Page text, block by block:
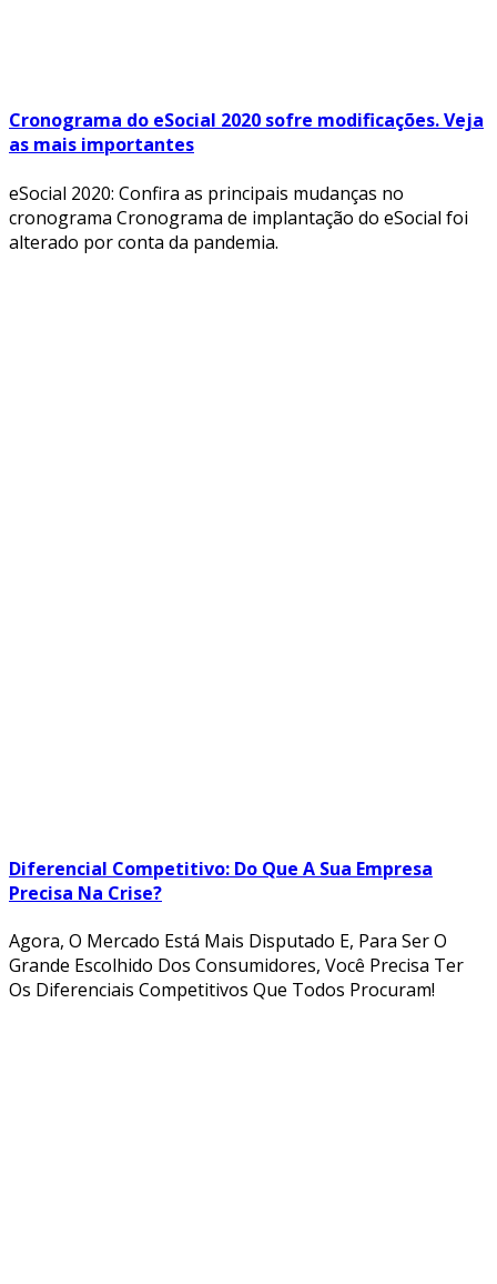
Cronograma do eSocial 2020 sofre modificações. Veja
as mais importantes
eSocial 2020: Confira as principais mudanças no
cronograma Cronograma de implantação do eSocial foi
alterado por conta da pandemia.
Diferencial Competitivo: Do Que A Sua Empresa
Precisa Na Crise?
Agora, O Mercado Está Mais Disputado E, Para Ser O
Grande Escolhido Dos Consumidores, Você Precisa Ter
Os Diferenciais Competitivos Que Todos Procuram!